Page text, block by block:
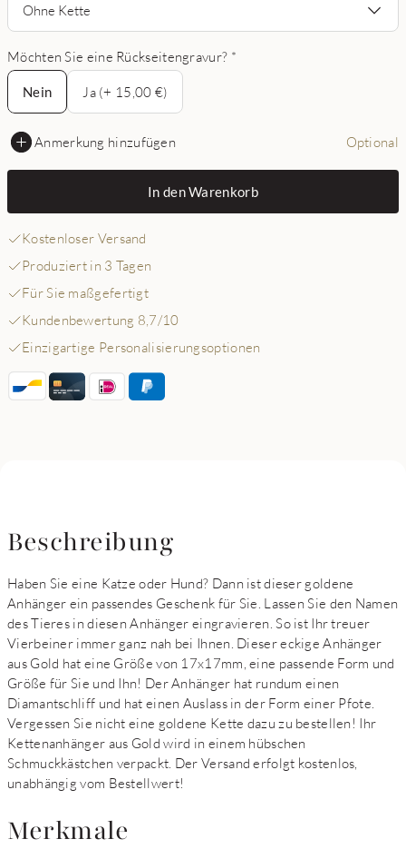
Ohne Kette
Möchten Sie eine Rückseitengravur? *
Nein
Nein
Ja (+ 15,00 €)
Anmerkung hinzufügen Optional
In den Warenkorb
Kostenloser Versand
Produziert in 3 Tagen
Für Sie maßgefertigt
Kundenbewertung 8,7/10
Einzigartige Personalisierungsoptionen
Beschreibung
Haben Sie eine Katze oder Hund? Dann ist dieser goldene
Anhänger ein passendes Geschenk für Sie. Lassen Sie den Namen
des Tieres in diesen Anhänger eingravieren. So ist Ihr treuer
Vierbeiner immer ganz nah bei Ihnen. Dieser eckige Anhänger
aus Gold hat eine Größe von 17x17mm, eine passende Form und
Größe für Sie und Ihn! Der Anhänger hat rundum einen
Diamantschliff und hat einen Auslass in der Form einer Pfote.
Vergessen Sie nicht eine goldene Kette dazu zu bestellen! Ihr
Kettenanhänger aus Gold wird in einem hübschen
Schmuckkästchen verpackt. Der Versand erfolgt kostenlos,
unabhängig vom Bestellwert!
Merkmale